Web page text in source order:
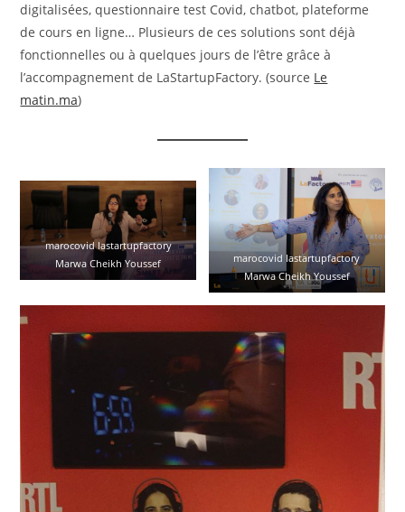
digitalisées, questionnaire test Covid, chatbot, plateforme
de cours en ligne… Plusieurs de ces solutions sont déjà
fonctionnelles ou à quelques jours de l’être grâce à
l’accompagnement de LaStartupFactory. (source Le
matin.ma)
marocovid lastartupfactory
Marwa Cheikh Youssef
marocovid lastartupfactory
Marwa Cheikh Youssef